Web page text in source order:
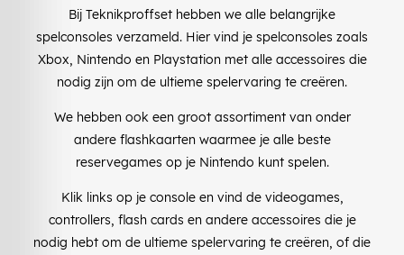
Bij Teknikproffset hebben we alle belangrijke
spelconsoles verzameld. Hier vind je spelconsoles zoals
Xbox, Nintendo en Playstation met alle accessoires die
nodig zijn om de ultieme spelervaring te creëren.
We hebben ook een groot assortiment van onder
andere flashkaarten waarmee je alle beste
reservegames op je Nintendo kunt spelen.
Klik links op je console en vind de videogames,
controllers, flash cards en andere accessoires die je
nodig hebt om de ultieme spelervaring te creëren, of die